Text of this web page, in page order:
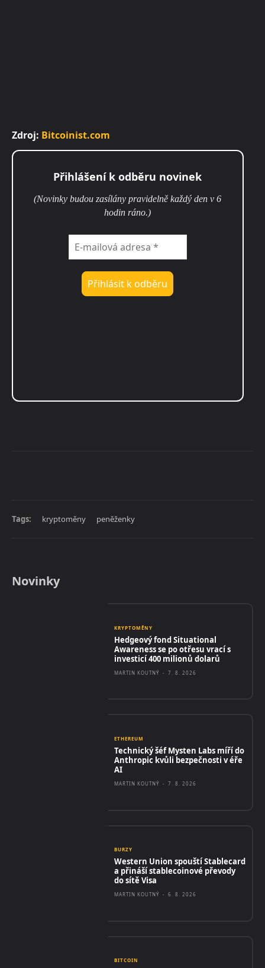
Zdroj: Bitcoinist.com
Přihlášení k odběru novinek
(Novinky budou zasílány pravidelně každý den v 6
hodin ráno.)
Tags: kryptoměny peněženky
Novinky
KRYPTOMĚNY
Hedgeový fond Situational
Awareness se po otřesu vrací s
investicí 400 milionů dolarů
MARTIN KOUTNÝ - 7. 8. 2026
ETHEREUM
Technický šéf Mysten Labs míří do
Anthropic kvůli bezpečnosti v éře
AI
MARTIN KOUTNÝ - 7. 8. 2026
BURZY
Western Union spouští Stablecard
a přináší stablecoinové převody
do sítě Visa
MARTIN KOUTNÝ - 6. 8. 2026
BITCOIN